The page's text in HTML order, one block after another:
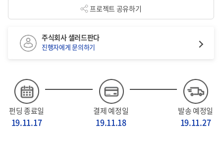
프로젝트 공유하기
펀딩 종료일
19.11.17
결제 예정일
19.11.18
발송 예정일
19.11.27
주식회사 샐러드판다
진행자에게 문의하기